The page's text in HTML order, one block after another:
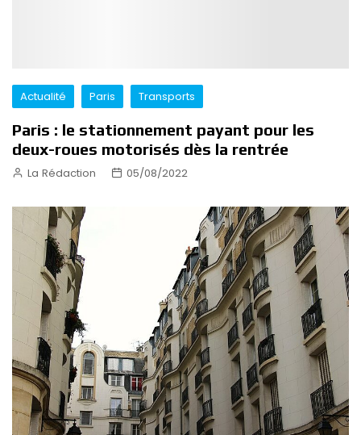
Actualité Paris Transports
Paris : le stationnement payant pour les
deux-roues motorisés dès la rentrée
La Rédaction 05/08/2022